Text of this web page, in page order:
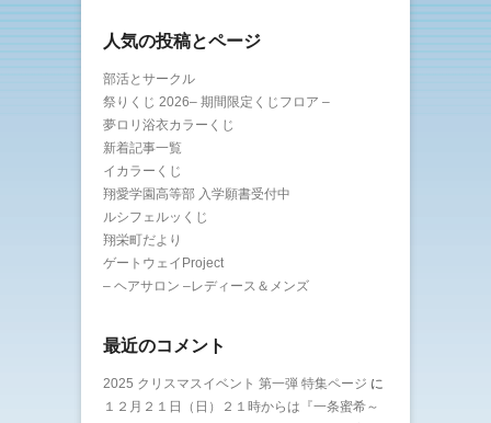
人気の投稿とページ
部活とサークル
祭りくじ 2026– 期間限定くじフロア –
夢ロリ浴衣カラーくじ
新着記事一覧
イカラーくじ
翔愛学園高等部 入学願書受付中
ルシフェルッくじ
翔栄町だより
ゲートウェイProject
– ヘアサロン –レディース＆メンズ
最近のコメント
2025 クリスマスイベント 第一弾 特集ページ に
１２月２１日（日）２１時からは『一条蜜希～